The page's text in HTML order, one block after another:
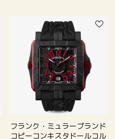
フランク・ミュラーブランド
コピーコンキスタドールコル